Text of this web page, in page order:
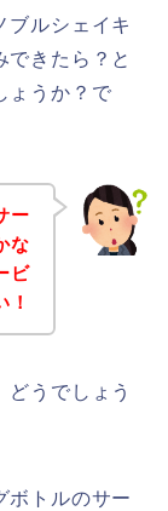
ブルシェイキ
できたら？と
ょうか？で
ー
な
ビ
どうでしょう
ボトルのサー